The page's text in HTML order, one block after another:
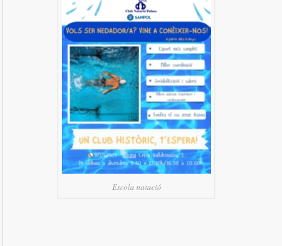
Escola natació